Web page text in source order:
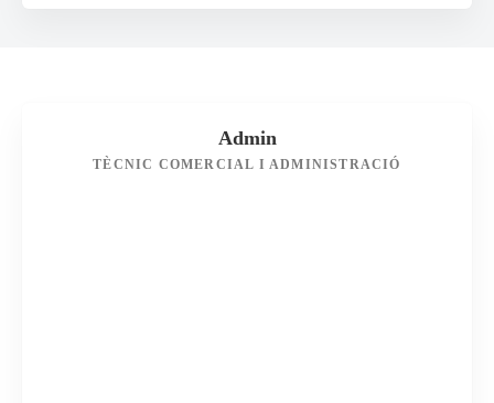
Admin
TÈCNIC COMERCIAL I ADMINISTRACIÓ